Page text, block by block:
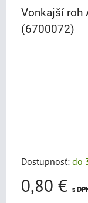
Vonkajší roh
(6700072)
Dostupnosť: do
0,80 € s